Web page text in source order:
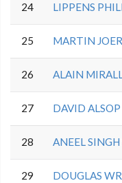
24 LIPPENS
25 MARTIN
26 ALAIN
27 DAVID ALSOP
28 ANEEL
29 DOUGLAS